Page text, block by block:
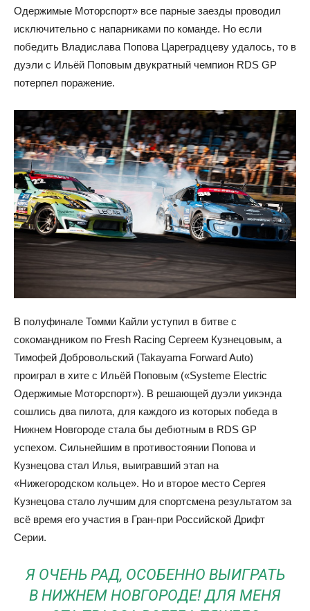
Одержимые Моторспорт» все парные заезды проводил
исключительно с напарниками по команде. Но если
победить Владислава Попова Цареградцеву удалось, то в
дуэли с Ильёй Поповым двукратный чемпион RDS GP
потерпел поражение.
В полуфинале Томми Кайли уступил в битве с
сокомандником по Fresh Racing Сергеем Кузнецовым, а
Тимофей Добровольский (Takayama Forward Auto)
проиграл в хите с Ильёй Поповым («Systeme Electric
Одержимые Моторспорт»). В решающей дуэли уикэнда
сошлись два пилота, для каждого из которых победа в
Нижнем Новгороде стала бы дебютным в RDS GP
успехом. Сильнейшим в противостоянии Попова и
Кузнецова стал Илья, выигравший этап на
«Нижегородском кольце». Но и второе место Сергея
Кузнецова стало лучшим для спортсмена результатом за
всё время его участия в Гран-при Российской Дрифт
Серии.
Я ОЧЕНЬ РАД, ОСОБЕННО ВЫИГРАТЬ
В НИЖНЕМ НОВГОРОДЕ! ДЛЯ МЕНЯ